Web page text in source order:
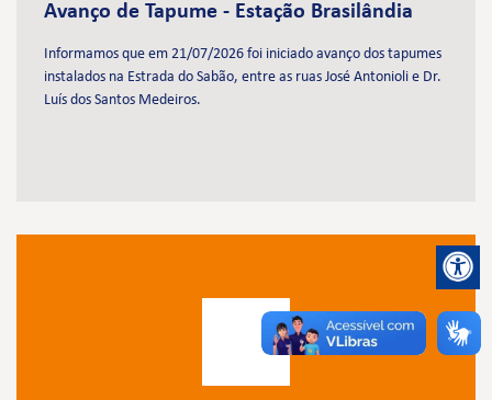
Avanço de Tapume - Estação Brasilândia
Informamos que em 21/07/2026 foi iniciado avanço dos tapumes
instalados na Estrada do Sabão, entre as ruas José Antonioli e Dr.
Luís dos Santos Medeiros.